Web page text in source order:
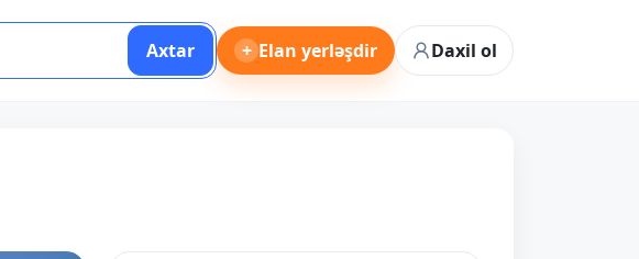
Axtar + Elan yerləşdir Daxil ol